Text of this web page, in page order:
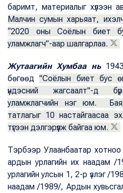
баримт, материалыг хүлээн
Малчин сумын харьяат,
“2020 оны Соёлын биет
уламжлагч”-аар шалгарлаа.
Жутаагийн Хумбаа нь
бөгөөд"Соёлын биет бус
үндэсний жагсаалт"-д
уламжлагчийн нэг юм.
татлагыг 10 настайгаасаа
түгээн дэлгэрүүлж байгаа юм.
Тэрбээр Улаанбаатар хотноо
ардын урлагийн их наадам /
урлагийн улсын 1, 2-р үзлэг /
наадам /1989/, Ардын